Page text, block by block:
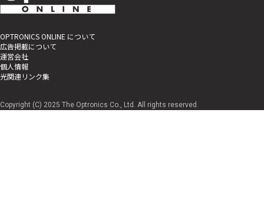
OPTRONICS ONLINE について
広告掲載について
運営会社
個人情報
光関連リンク集
Copyright (C) 2025 The Optronics Co., Ltd. All rights reserved.